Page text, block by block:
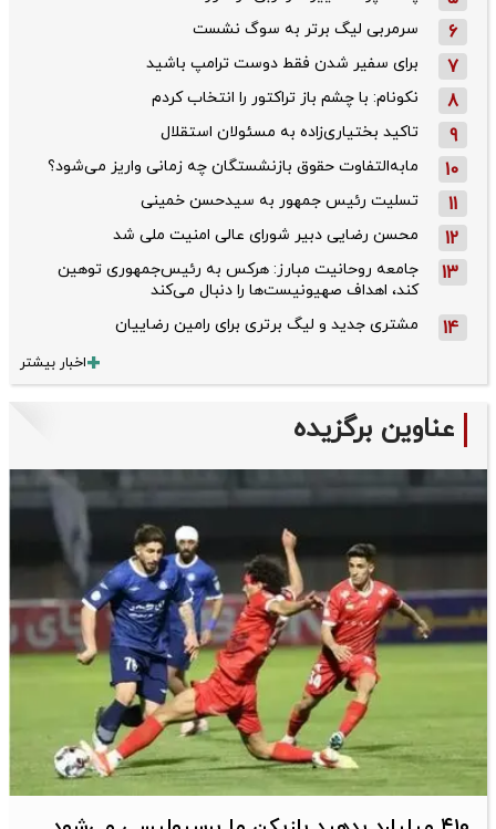
6 سرمربی لیگ برتر به سوگ نشست
7 برای سفیر شدن فقط دوست ترامپ باشید
8 نکونام: با چشم باز تراکتور را انتخاب کردم
9 تاکید بختیاری‌زاده به مسئولان استقلال
10 مابه‌التفاوت حقوق بازنشستگان چه زمانی واریز می‌شود؟
11 تسلیت رئیس جمهور به سیدحسن خمینی
12 محسن رضایی دبیر شورای عالی امنیت ملی شد
13
جامعه روحانیت مبارز: هرکس به رئیس‌جمهوری توهین
کند، اهداف صهیونیست‌ها را دنبال می‌کند
14 مشتری جدید و لیگ برتری برای رامین رضاییان
اخبار بیشتر
عناوین برگزیده